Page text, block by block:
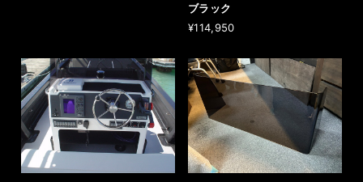
ブラック
¥114,950